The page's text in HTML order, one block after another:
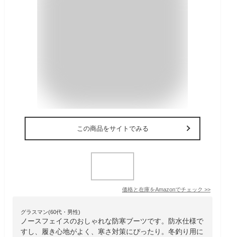
この商品をサイトでみる
価格と在庫をAmazonでチェック >>
グラスマン(60代・男性)
ノースフェイスのおしゃれな防寒ブーツです。防水仕様で
すし、履き心地がよく、寒さ対策にぴったり。冬釣り用に